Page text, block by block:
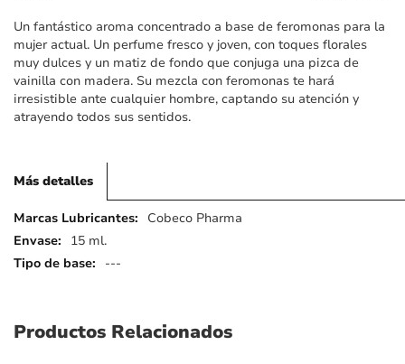
Un fantástico aroma concentrado a base de feromonas para la
mujer actual. Un perfume fresco y joven, con toques florales
muy dulces y un matiz de fondo que conjuga una pizca de
vainilla con madera. Su mezcla con feromonas te hará
irresistible ante cualquier hombre, captando su atención y
atrayendo todos sus sentidos.
Más detalles
Más
detalles
Cobeco Pharma
15 ml.
---
Productos Relacionados